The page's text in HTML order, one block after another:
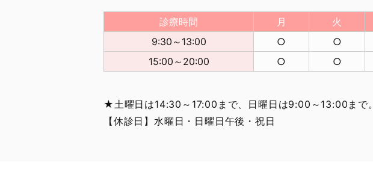
診療時間 月 火
9:30～13:00
○ ○
15:00～20:00
○ ○
★土曜日は14:30～17:00まで、日曜日は9:00～13:00まで。
【休診日】水曜日・日曜日午後・祝日